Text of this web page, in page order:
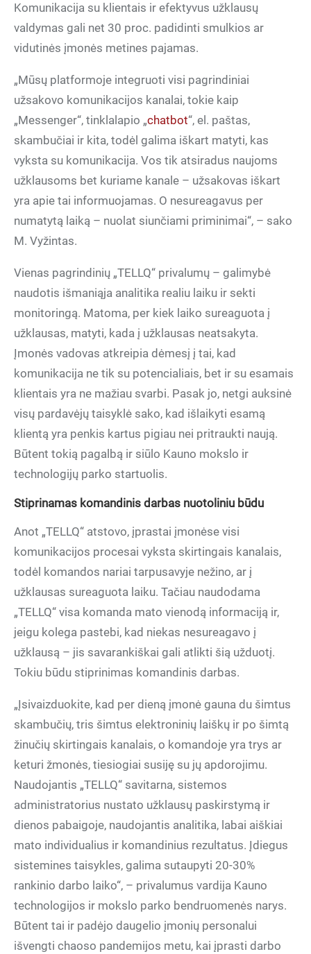
Komunikacija su klientais ir efektyvus užklausų
valdymas gali net 30 proc. padidinti smulkios ar
vidutinės įmonės metines pajamas.
„Mūsų platformoje integruoti visi pagrindiniai
užsakovo komunikacijos kanalai, tokie kaip
„Messenger“, tinklalapio „chatbot“, el. paštas,
skambučiai ir kita, todėl galima iškart matyti, kas
vyksta su komunikacija. Vos tik atsiradus naujoms
užklausoms bet kuriame kanale – užsakovas iškart
yra apie tai informuojamas. O nesureagavus per
numatytą laiką – nuolat siunčiami priminimai“, – sako
M. Vyžintas.
Vienas pagrindinių „TELLQ“ privalumų – galimybė
naudotis išmaniąja analitika realiu laiku ir sekti
monitoringą. Matoma, per kiek laiko sureaguota į
užklausas, matyti, kada į užklausas neatsakyta.
Įmonės vadovas atkreipia dėmesį į tai, kad
komunikacija ne tik su potencialiais, bet ir su esamais
klientais yra ne mažiau svarbi. Pasak jo, netgi auksinė
visų pardavėjų taisyklė sako, kad išlaikyti esamą
klientą yra penkis kartus pigiau nei pritraukti naują.
Būtent tokią pagalbą ir siūlo Kauno mokslo ir
technologijų parko startuolis.
Stiprinamas komandinis darbas nuotoliniu būdu
Anot „TELLQ“ atstovo, įprastai įmonėse visi
komunikacijos procesai vyksta skirtingais kanalais,
todėl komandos nariai tarpusavyje nežino, ar į
užklausas sureaguota laiku. Tačiau naudodama
„TELLQ“ visa komanda mato vienodą informaciją ir,
jeigu kolega pastebi, kad niekas nesureagavo į
užklausą – jis savarankiškai gali atlikti šią užduotį.
Tokiu būdu stiprinimas komandinis darbas.
„Įsivaizduokite, kad per dieną įmonė gauna du šimtus
skambučių, tris šimtus elektroninių laiškų ir po šimtą
žinučių skirtingais kanalais, o komandoje yra trys ar
keturi žmonės, tiesiogiai susiję su jų apdorojimu.
Naudojantis „TELLQ“ savitarna, sistemos
administratorius nustato užklausų paskirstymą ir
dienos pabaigoje, naudojantis analitika, labai aiškiai
mato individualius ir komandinius rezultatus. Įdiegus
sistemines taisykles, galima sutaupyti 20-30%
rankinio darbo laiko“, – privalumus vardija Kauno
technologijos ir mokslo parko bendruomenės narys.
Būtent tai ir padėjo daugelio įmonių personalui
išvengti chaoso pandemijos metu, kai įprasti darbo